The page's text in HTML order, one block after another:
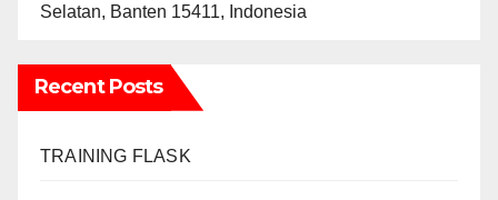
Selatan, Banten 15411, Indonesia
Recent Posts
TRAINING FLASK